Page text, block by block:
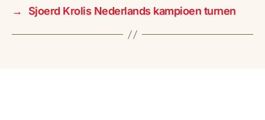
→
Sjoerd Krolis Nederlands kampioen turnen